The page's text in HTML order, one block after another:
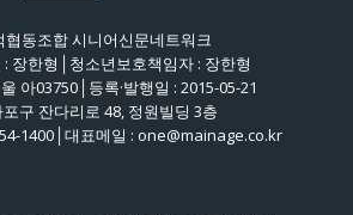
협동조합 시니어신문네트워크
: 장한형│청소년보호책임자 : 장한형
아03750│등록·발행일 : 2015-05-21
구 잔다리로 48, 정원빌딩 3층
1400│대표메일 : one@mainage.co.kr